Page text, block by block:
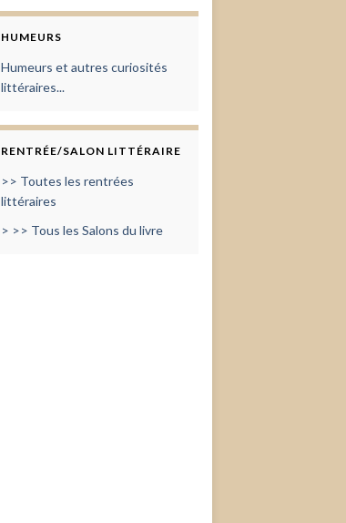
HUMEURS
Humeurs et autres curiosités
littéraires...
RENTRÉE/SALON LITTÉRAIRE
>> Toutes les rentrées
littéraires
> >> Tous les Salons du livre